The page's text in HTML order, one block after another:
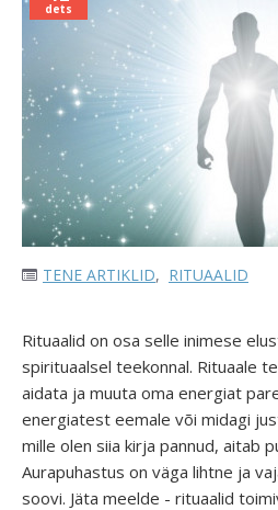
dets
TENE ARTIKLID, RITUAALID
Rituaalid on osa selle inimese
spirituaalsel teekonnal. Rituaale
aidata ja muuta oma energiat
energiatest eemale või midagi
mille olen siia kirja pannud, aitab
Aurapuhastus on väga lihtne ja
soovi. Jäta meelde - rituaalid